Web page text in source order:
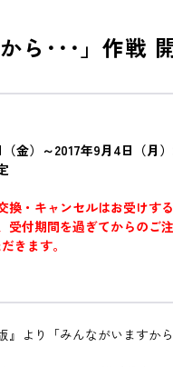
ら･･･」作戦
金）～2017年9月4日（月
・キャンセルはお受けす
付期間を過ぎてからのご注
きます。
より「みんながいますか